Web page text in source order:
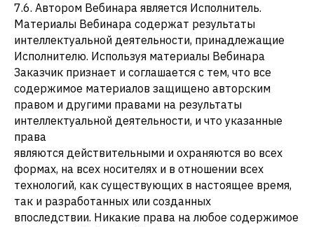
7.6. Автором Вебинара является Исполнитель.
Материалы Вебинара содержат результаты
интеллектуальной деятельности, принадлежащие
Исполнителю. Используя материалы Вебинара
Заказчик признает и соглашается с тем, что все
содержимое материалов защищено авторским
правом и другими правами на результаты
интеллектуальной деятельности, и что указанные
права
являются действительными и охраняются во всех
формах, на всех носителях и в отношении всех
технологий, как существующих в настоящее время,
так и разработанных или созданных
впоследствии. Никакие права на любое содержимое